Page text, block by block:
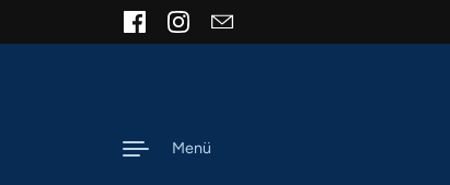
Zum Inhalt springen
FacebookInstagram
Email
Menü